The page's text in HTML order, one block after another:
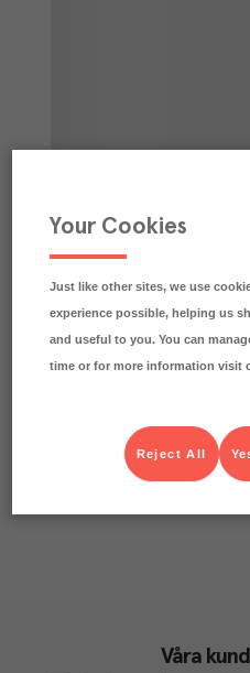
Våra
Your Cookies
Just like other sites, we use
experience possible, helping us
and useful to you. You can
time or for more information visit
Reject All